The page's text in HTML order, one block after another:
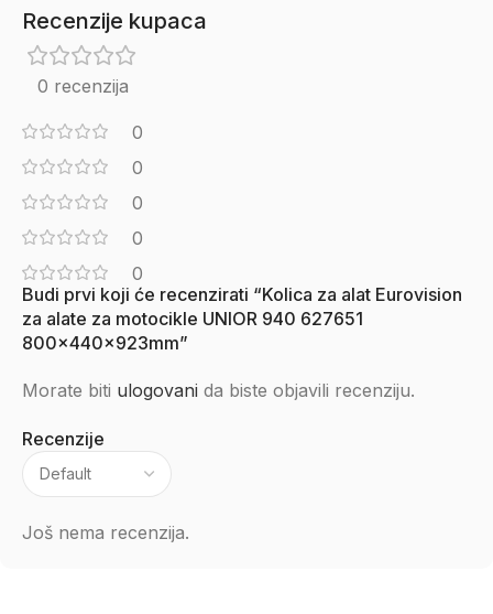
Recenzije kupaca
0 recenzija
0
0
0
0
0
Recenzije
Još nema recenzija.
Budi prvi koji će recenzirati “Kolica za alat Eurovision
za alate za motocikle UNIOR 940 627651
800x440x923mm”
Morate biti ulogovani da biste objavili recenziju.